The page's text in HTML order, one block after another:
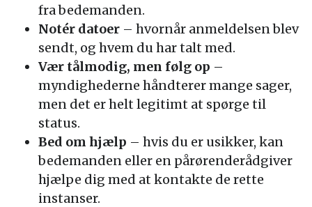
fra bedemanden.
Notér datoer – hvornår anmeldelsen blev
sendt, og hvem du har talt med.
Vær tålmodig, men følg op –
myndighederne håndterer mange sager,
men det er helt legitimt at spørge til
status.
Bed om hjælp – hvis du er usikker, kan
bedemanden eller en pårørenderådgiver
hjælpe dig med at kontakte de rette
instanser.